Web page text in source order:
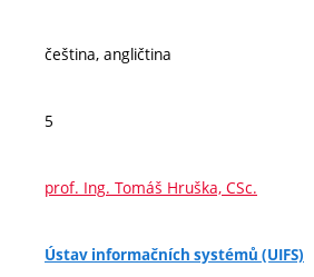
čeština, angličtina
5
prof. Ing. Tomáš Hruška, CSc.
Ústav informačních systémů (UIFS)